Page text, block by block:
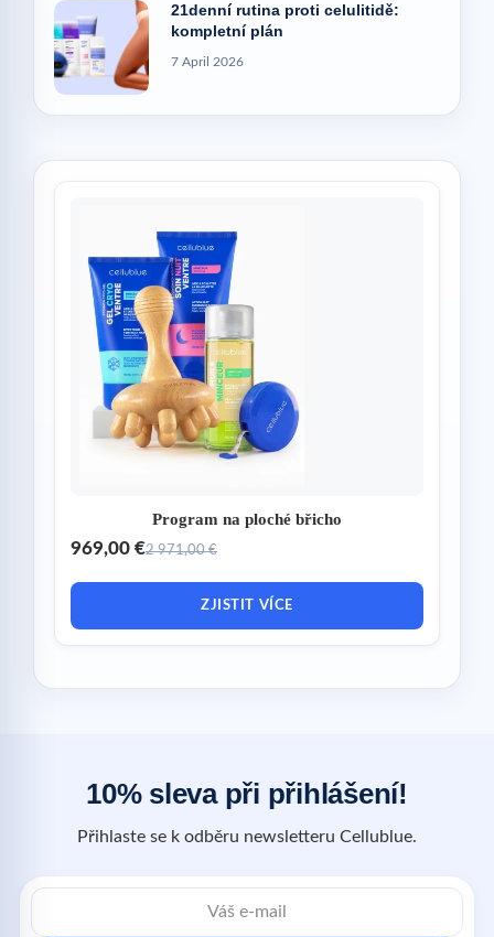
21denní rutina proti celulitidě:
kompletní plán
7 April 2026
Program na ploché břicho
969,00 €2 971,00 €
ZJISTIT VÍCE
10% sleva při přihlášení!
Přihlaste se k odběru newsletteru Cellublue.